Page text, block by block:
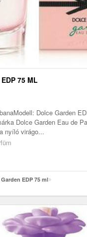
75 ML
Dolce Garden
Dolce Garden Eau de
nyíló virágo...
EDP 75 ml